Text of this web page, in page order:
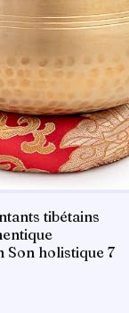
tibétains
holistique 7